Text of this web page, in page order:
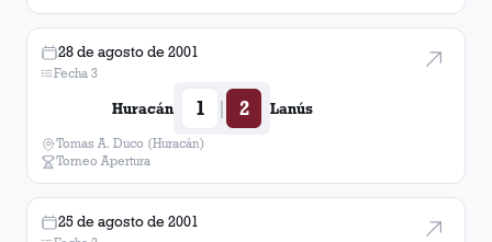
28 de agosto de 2001
Fecha 3
Huracán 1 | 2 Lanús
Tomas A. Duco (Huracán)
Torneo Apertura
25 de agosto de 2001